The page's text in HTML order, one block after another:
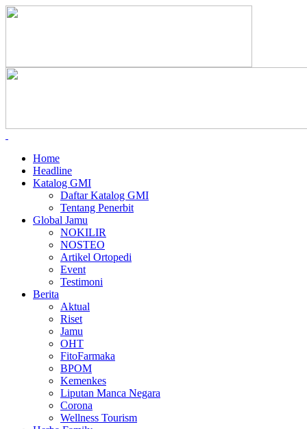
Home
Headline
Katalog GMI
Daftar Katalog GMI
Tentang Penerbit
Global Jamu
NOKILIR
NOSTEO
Artikel Ortopedi
Event
Testimoni
Berita
Aktual
Riset
Jamu
OHT
FitoFarmaka
BPOM
Kemenkes
Liputan Manca Negara
Corona
Wellness Tourism